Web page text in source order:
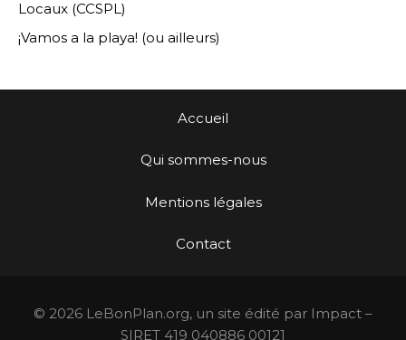
Locaux (CCSPL)
¡Vamos a la playa! (ou ailleurs)
Accueil
Qui sommes-nous
Mentions légales
Contact
© 2026 LeBonPlan.org, un site édité par Impact –
SIRET 419 040886 00121